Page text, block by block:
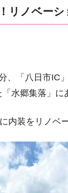
リノベー
、「八日市IC
水郷集落」に
内装をリノベ